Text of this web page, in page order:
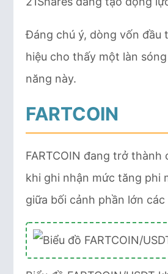
Đáng chú ý, dòng vốn đầu
hiệu cho thấy một làn
năng này.
FARTCOIN
FARTCOIN đang trở
khi ghi nhận mức tăng phi
giữa bối cảnh phần lớn